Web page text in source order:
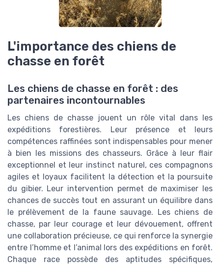
L'importance des chiens de
chasse en forêt
Les chiens de chasse en forêt : des
partenaires incontournables
Les chiens de chasse jouent un rôle vital dans les
expéditions forestières. Leur présence et leurs
compétences raffinées sont indispensables pour mener
à bien les missions des chasseurs. Grâce à leur flair
exceptionnel et leur instinct naturel, ces compagnons
agiles et loyaux facilitent la détection et la poursuite
du gibier. Leur intervention permet de maximiser les
chances de succès tout en assurant un équilibre dans
le prélèvement de la faune sauvage. Les chiens de
chasse, par leur courage et leur dévouement, offrent
une collaboration précieuse, ce qui renforce la synergie
entre l’homme et l’animal lors des expéditions en forêt.
Chaque race possède des aptitudes spécifiques,